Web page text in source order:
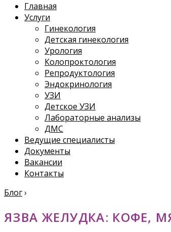
Главная
Услуги
Гинекология
Детская гинекология
Урология
Колопроктология
Репродуктология
Эндокринология
УЗИ
Детское УЗИ
Лабораторные анализы
ДМС
Ведущие специалисты
Документы
Вакансии
Контакты
Блог›
ЯЗВА ЖЕЛУДКА: КОФЕ,